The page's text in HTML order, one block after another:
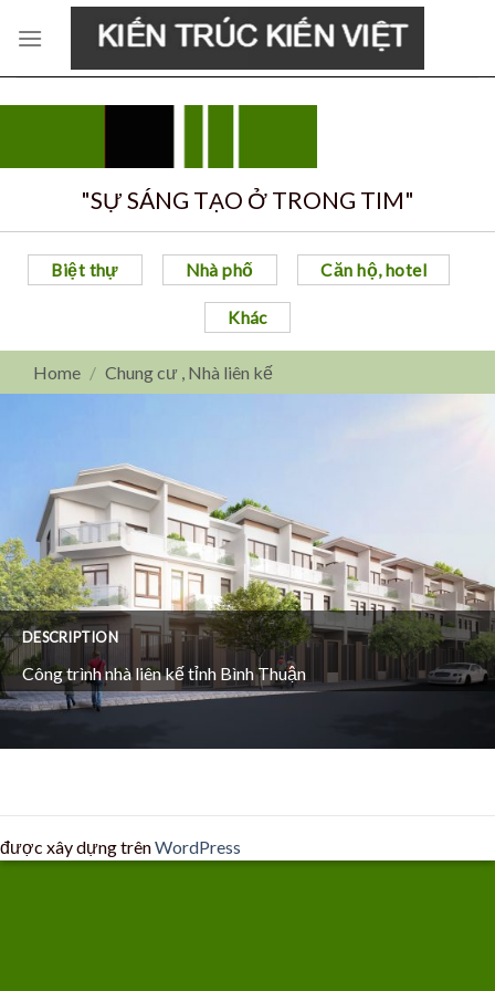
"SỰ SÁNG TẠO Ở TRONG TIM"
Biệt thự Nhà phố Căn hộ, hotel
Khác
Home / Chung cư , Nhà liên kế
DESCRIPTION
Công trình nhà liên kế tỉnh Bình Thuận
được xây dựng trênWordPress